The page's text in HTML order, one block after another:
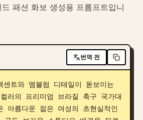
패션 화보 생성용 프롬프트입니
번역 전
센트와 엠블럼 디테일이 돋보이는
러의 프리미엄 브라질 축구 국가대
아름다운 젊은 여성의 초현실적인